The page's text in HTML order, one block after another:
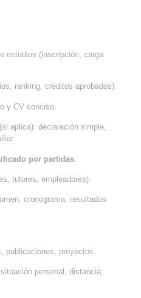
estudios (inscripción, carga
ranking, créditos aprobados).
y CV conciso.
aplica): declaración simple,
por partidas
tutores, empleadores).
cronograma, resultados
publicaciones, proyectos.
personal, distancia,